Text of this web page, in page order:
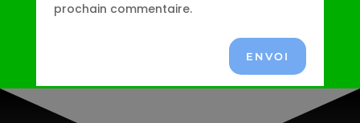
prochain commentaire.
ENVOI